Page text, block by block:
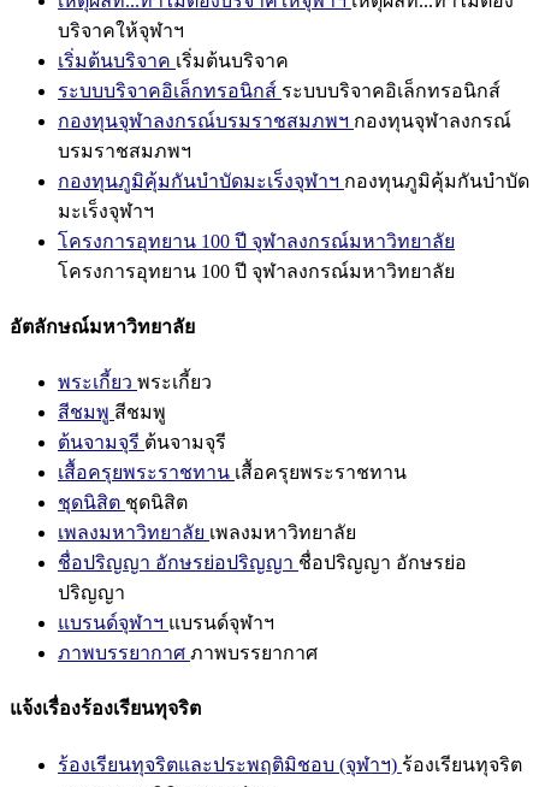
บริจาคให้จุฬาฯ
เริ่มต้นบริจาค เริ่มต้นบริจาค
ระบบบริจาคอิเล็กทรอนิกส์ ระบบบริจาคอิเล็กทรอนิกส์
กองทุนจุฬาลงกรณ์บรมราชสมภพฯ กองทุนจุฬาลงกรณ์
บรมราชสมภพฯ
กองทุนภูมิคุ้มกันบำบัดมะเร็งจุฬาฯ กองทุนภูมิคุ้มกันบำบัด
มะเร็งจุฬาฯ
โครงการอุทยาน 100 ปี จุฬาลงกรณ์มหาวิทยาลัย
โครงการอุทยาน 100 ปี จุฬาลงกรณ์มหาวิทยาลัย
อัตลักษณ์มหาวิทยาลัย
พระเกี้ยว พระเกี้ยว
สีชมพู สีชมพู
ต้นจามจุรี ต้นจามจุรี
เสื้อครุยพระราชทาน เสื้อครุยพระราชทาน
ชุดนิสิต ชุดนิสิต
เพลงมหาวิทยาลัย เพลงมหาวิทยาลัย
ชื่อปริญญา อักษรย่อปริญญา ชื่อปริญญา อักษรย่อ
ปริญญา
แบรนด์จุฬาฯ แบรนด์จุฬาฯ
ภาพบรรยากาศ ภาพบรรยากาศ
แจ้งเรื่องร้องเรียนทุจริต
ร้องเรียนทุจริตและประพฤติมิชอบ (จุฬาฯ) ร้องเรียนทุจริต